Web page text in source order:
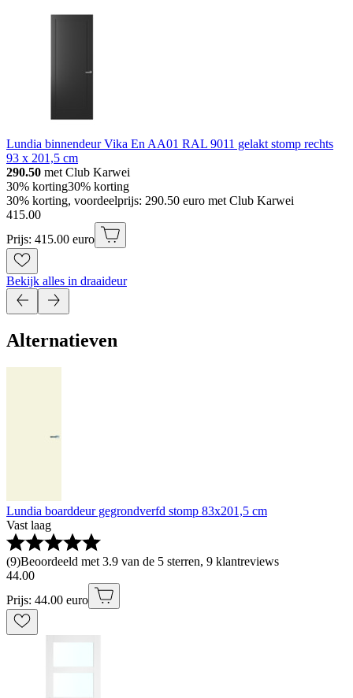
Lundia binnendeur Vika En AA01 RAL 9011 gelakt stomp rechts
93 x 201,5 cm
290.50 met Club Karwei
30% korting30% korting
30% korting, voordeelprijs: 290.50 euro met Club Karwei
415.00
Prijs: 415.00 euro
Bekijk alles in draaideur
Alternatieven
Lundia boarddeur gegrondverfd stomp 83x201,5 cm
Vast laag
(9)Beoordeeld met 3.9 van de 5 sterren, 9 klantreviews
44.00
Prijs: 44.00 euro